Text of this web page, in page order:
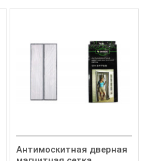
Антимоскитная дверная